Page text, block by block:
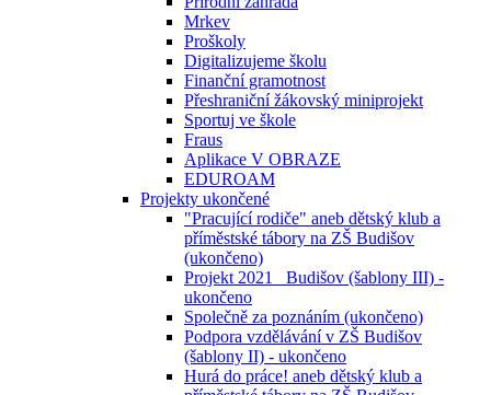
Mrkev
Proškoly
Digitalizujeme školu
Finanční gramotnost
Přeshraniční žákovský miniprojekt
Sportuj ve škole
Fraus
Aplikace V OBRAZE
EDUROAM
Projekty ukončené
"Pracující rodiče" aneb dětský klub a
příměstské tábory na ZŠ Budišov
(ukončeno)
Projekt 2021_ Budišov (šablony III) -
ukončeno
Společně za poznáním (ukončeno)
Podpora vzdělávání v ZŠ Budišov
(šablony II) - ukončeno
Hurá do práce! aneb dětský klub a